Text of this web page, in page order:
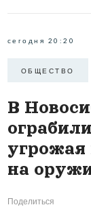
сегодня 20:20
ОБЩЕСТВО
В
на
Поделиться